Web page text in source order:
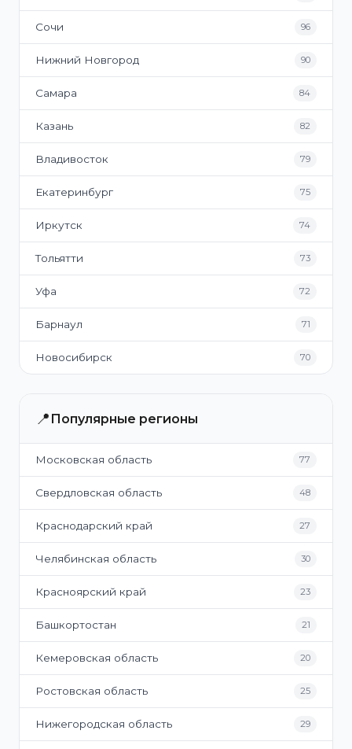
Сочи 96
Нижний Новгород 90
Самара 84
Казань 82
Владивосток 79
Екатеринбург 75
Иркутск 74
Тольятти 73
Уфа 72
Барнаул 71
Новосибирск 70
📍 Популярные регионы
Московская область 77
Свердловская область 48
Краснодарский край 27
Челябинская область 30
Красноярский край 23
Башкортостан 21
Кемеровская область 20
Ростовская область 25
Нижегородская область 29